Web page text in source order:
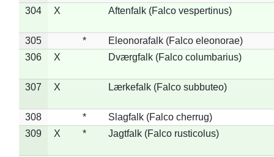
304
X Aftenfalk (Falco vespertinus)
305 *
Eleonorafalk (Falco eleonorae)
306
X Dværgfalk (Falco columbarius)
307 X Lærkefalk (Falco subbuteo)
308 *
Slagfalk (Falco cherrug)
309
X * Jagtfalk (Falco rusticolus)